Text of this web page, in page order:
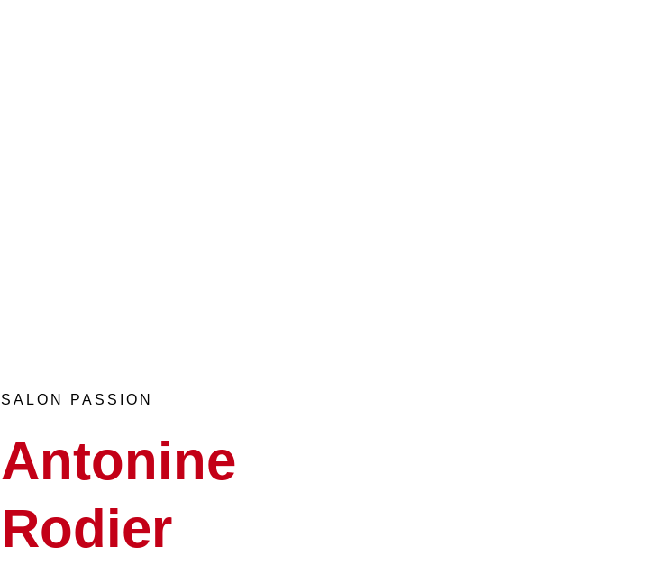
SALON PASSION
Antonine
Rodier